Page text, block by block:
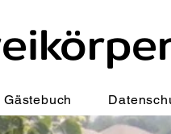
Gästebuch